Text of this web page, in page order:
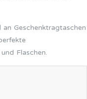
Geschenktragtaschen
Flaschen.